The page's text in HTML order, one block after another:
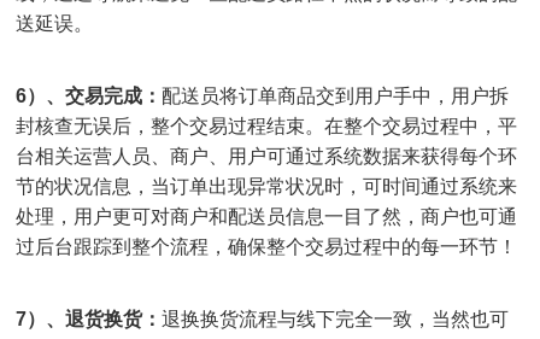
送延误。
6）、交易完成： 配送员将订单商品交到用户手中，用户拆
封核查无误后，整个交易过程结束。在整个交易过程中，平
台相关运营人员、商户、用户可通过系统数据来获得每个环
节的状况信息，当订单出现异常状况时，可时间通过系统来
处理，用户更可对商户和配送员信息一目了然，商户也可通
过后台跟踪到整个流程，确保整个交易过程中的每一环节！
7）、退货换货： 退换换货流程与线下完全一致，当然也可